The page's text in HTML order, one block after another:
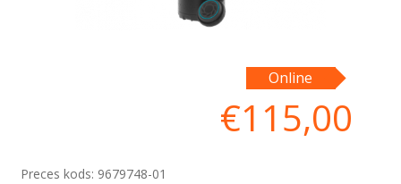
Online
€115,00
Preces kods: 9679748-01